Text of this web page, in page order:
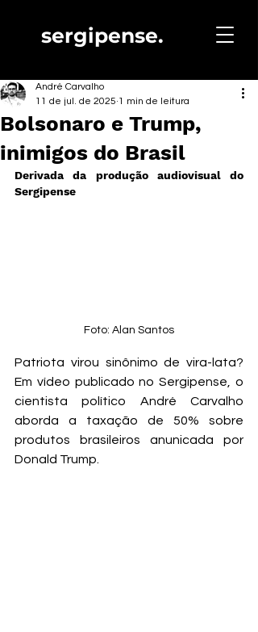
sergipense.
Bolsonaro e Trump,
inimigos do Brasil
André Carvalho
11 de jul. de 2025 1 min de leitura
Derivada da produção audiovisual do
Sergipense
Foto: Alan Santos
Patriota virou sinônimo de vira-lata?
Em vídeo publicado no Sergipense, o
cientista político André Carvalho
aborda a taxação de 50% sobre
produtos brasileiros anunicada por
Donald Trump.